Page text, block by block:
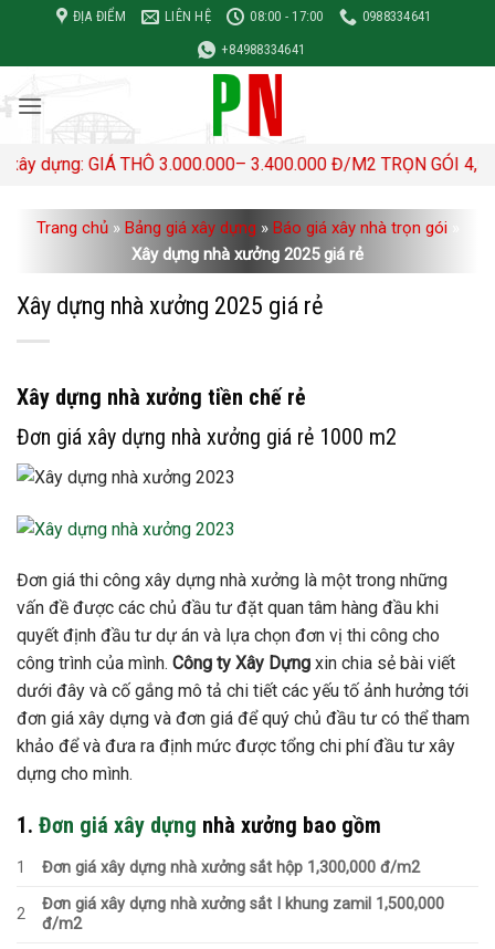
nội
dung
ĐỊA ĐIỂM LIÊN HỆ 08:00 - 17:00
0988334641
+84988334641
THÔ 3.000.000– 3.400.000 Đ/M2 TRỌN GÓI 4,500,000-
Trang chủ » Bảng giá xây dựng » Báo giá xây nhà trọn gói
Xây dựng nhà xưởng 2025 giá rẻ
Xây dựng nhà xưởng 2025 giá rẻ
Xây dựng nhà xưởng tiền chế rẻ
Đơn giá xây dựng nhà xưởng giá rẻ 1000 m2
Đơn giá thi công xây dựng nhà xưởng là một trong những
vấn đề được các chủ đầu tư đặt quan tâm hàng đầu khi
quyết định đầu tư dự án và lựa chọn đơn vị thi công cho
công trình của mình. Công ty Xây Dựng xin chia sẻ bài viết
dưới đây và cố gắng mô tả chi tiết các yếu tố ảnh hưởng tới
đơn giá xây dựng và đơn giá để quý chủ đầu tư có thể tham
khảo để và đưa ra định mức được tổng chi phí đầu tư xây
dựng cho mình.
1. Đơn giá xây dựng nhà xưởng bao gồm
1 Đơn giá xây dựng nhà xưởng sắt hộp 1,300,000 đ/m2
2
Đơn giá xây dựng nhà xưởng sắt I khung zamil 1,500,000
đ/m2